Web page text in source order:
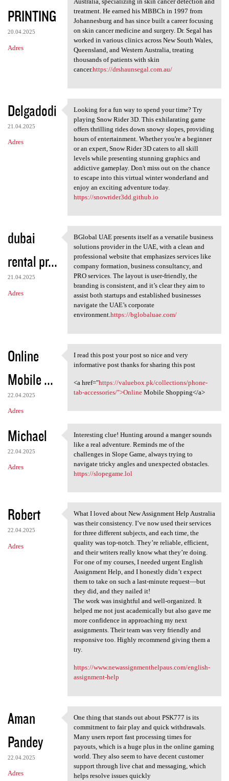
PRINTING
20.04.2025
Adres
treatment. He earned his MBBCh in 1997 from
Johannesburg and has since built a career focusing
on skin cancer medicine and surgery. Dr. Segal has
worked in various clinics across New South Wales,
Queensland, and Western Australia, treating
thousands of patients with skin
cancer.https://drshaunsegal.com.au/
Delgadodi
21.04.2025
Adres
Looking for a fun way to
Looking for a fun way to spend your time? Try
playing Snow Rider 3D. This exhilarating game
offers thrilling rides down snowy slopes, providing
hours of entertainment. Whether you're a beginner
or an expert, Snow Rider 3D caters to all skill
levels while presenting stunning graphics and
addictive gameplay. Don't miss out on the chance
to escape into this virtual winter wonderland and
enjoy an exciting adventure today.
https://snowrider3dd.github.io
dubai
rental pr...
21.04.2025
Adres
BGlobal UAE presents itself
BGlobal UAE presents itself as a versatile business
solutions provider in the UAE, with a clean and
professional website that emphasizes services like
company formation, business consultancy, and
PRO services. The layout is user-friendly, the
branding is consistent, and it’s clear they aim to
assist both startups and established businesses
navigate the UAE’s corporate
environment.https://bglobaluae.com/
Online
Mobile ...
22.04.2025
Adres
I read this post your post so
I read this post your post so nice and very
informative post thanks for sharing this post
<a href="https://valuebox.pk/collections/phone-
tab-accessories/">OnlineMobile Shopping</a>
Michael
22.04.2025
Adres
Interesting clue! Hunting
Interesting clue! Hunting around a manger sounds
like a real adventure. Reminds me of the
challenges in Slope Game, always trying to
navigate tricky angles and unexpected obstacles.
https://slopegame.lol
Robert
22.04.2025
Adres
What I loved about New
What I loved about New Assignment Help Australia
was their consistency. I’ve now used their services
for three different subjects, and each time, the
quality was top-notch. They’re reliable, efficient,
and their writers really know what they’re doing.
For one of my courses, I needed urgent English
Assignment Help, and I honestly didn’t expect
them to take on such a last-minute request—but
they did, and they nailed it!
The work was insightful and well-organized. It
helped me not just academically but also gave me
more confidence in approaching my next
assignments. Their team was very friendly and
responsive too. Highly recommend giving them a
try.
https://www.newassignmenthelpaus.com/english-
assignment-help
Aman
Pandey
22.04.2025
Adres
One thing that stands out
One thing that stands out about PSK777 is its
commitment to fair play and quick withdrawals.
Many users report fast processing times for
payouts, which is a huge plus in the online gaming
world. They also seem to have decent customer
support through live chat and messaging, which
helps resolve issues quickly